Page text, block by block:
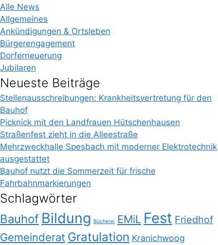
Alle News
Allgemeines
Ankündigungen & Ortsleben
Bürgerengagement
Dorferneuerung
Jubilaren
Neueste Beiträge
Stellenausschreibungen: Krankheitsvertretung für den
Bauhof
Picknick mit den Landfrauen Hütschenhausen
Straßenfest zieht in die Alleestraße
Mehrzweckhalle Spesbach mit moderner Elektrotechnik
ausgestattet
Bauhof nutzt die Sommerzeit für frische
Fahrbahnmarkierungen
Schlagwörter
Bauhof Bildung Bücherei EMiL Fest Friedhof
Gemeinderat Gratulation Kranichwoog